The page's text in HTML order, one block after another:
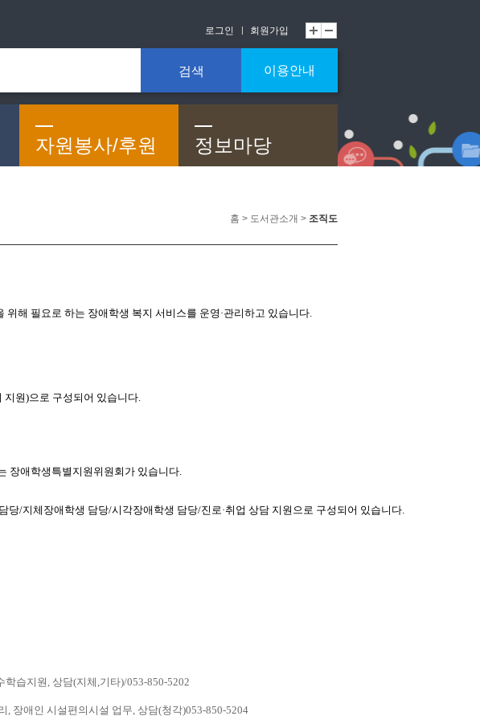
로그인 회원가입
검색 이용안내
자원봉사/후원 정보마당
홈 > 도서관소개 > 조직도
해 필요로 하는 장애학생 복지 서비스를 운영·관리하고 있습니다.
지원)으로 구성되어 있습니다.
장애학생특별지원위원회가 있습니다.
/지체장애학생 담당/시각장애학생 담당/진로·취업 상담 지원으로 구성되어 있습니다.
습지원, 상담(지체,기타)/053-850-5202
장애인 시설편의시설 업무, 상담(청각)053-850-5204